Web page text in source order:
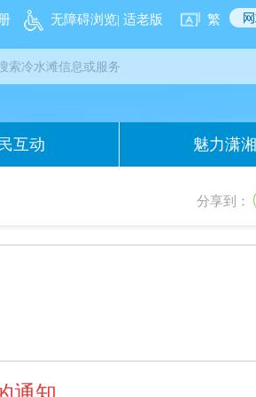
无障碍浏览| 适老版 繁
互动 魅力潇湘
分享到：